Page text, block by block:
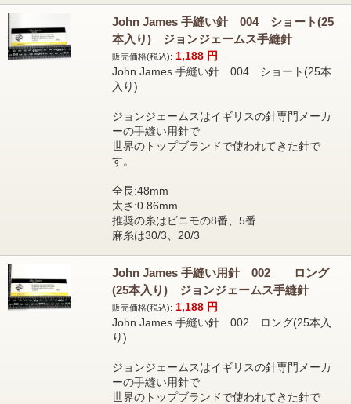
John James 手縫い針 004 ショート(25
本入り) ジョンジェームス手縫針
販売価格(税込): 1,188 円
John James 手縫い針 004 ショート(25本
入り)
ジョンジェームスはイギリスの針専門メーカ
ーの手縫い用針で
世界のトップブランドで使われてきた針で
す。
全長:48mm
太さ:0.86mm
推奨の糸はビニモの8番、5番
麻糸は30/3、20/3
John James 手縫い用針 002 ロング
(25本入り) ジョンジェームス手縫針
販売価格(税込): 1,188 円
John James 手縫い針 002 ロング(25本入
り)
ジョンジェームスはイギリスの針専門メーカ
ーの手縫い用針で
世界のトップブランドで使われてきた針で